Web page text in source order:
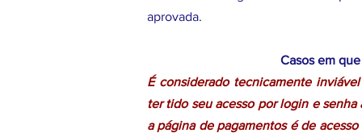
aprovada.
Casos em
É considerado tecnicamente
ter tido seu acesso por login e
a página de pagamentos é de